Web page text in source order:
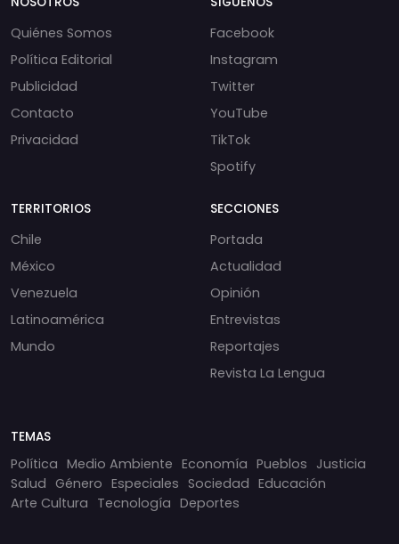
Quiénes Somos
Política Editorial
Publicidad
Contacto
Privacidad
Facebook
Instagram
Twitter
YouTube
TikTok
Spotify
TERRITORIOS
Chile
México
Venezuela
Latinoamérica
Mundo
SECCIONES
Portada
Actualidad
Opinión
Entrevistas
Reportajes
Revista La Lengua
TEMAS
Política Medio Ambiente Economía Pueblos Justicia
Salud Género Especiales Sociedad Educación
Arte Cultura Tecnología Deportes